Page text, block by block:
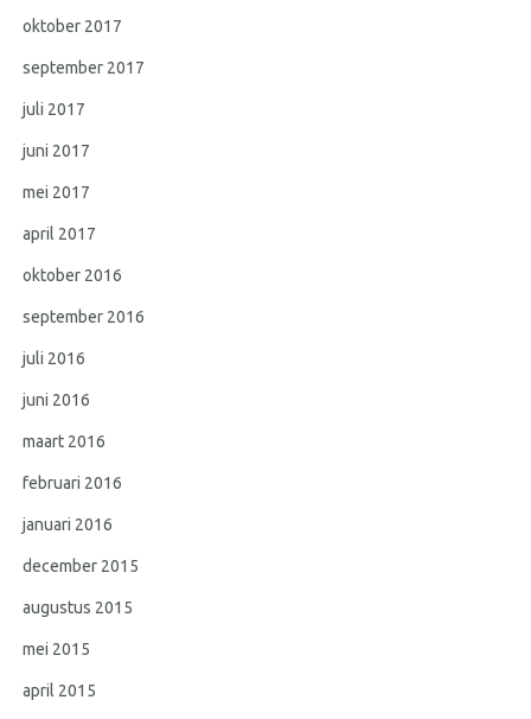
oktober 2017
september 2017
juli 2017
juni 2017
mei 2017
april 2017
oktober 2016
september 2016
juli 2016
juni 2016
maart 2016
februari 2016
januari 2016
december 2015
augustus 2015
mei 2015
april 2015